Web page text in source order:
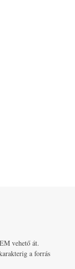
vehető át.
a forrás